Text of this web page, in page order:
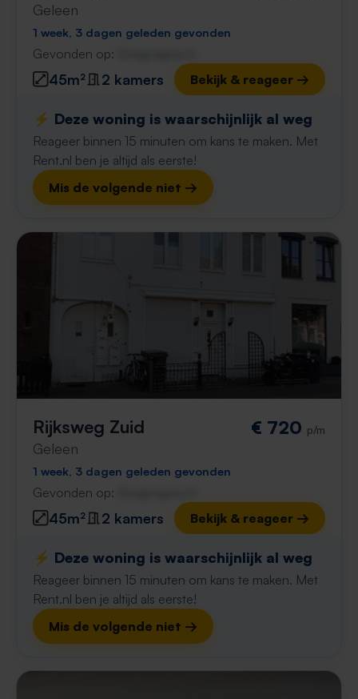
Geleen
1 week, 3 dagen geleden gevonden
Gevonden op:
45m² 2 kamers Bekijk & reageer →
⚡️ Deze woning is waarschijnlijk al weg
Reageer binnen 15 minuten om kans te maken. Met
Rent.nl ben je altijd als eerste!
Mis de volgende niet →
Rijksweg Zuid
Geleen
€ 720 p/m
1 week, 3 dagen geleden gevonden
Gevonden op:
45m² 2 kamers Bekijk & reageer →
⚡️ Deze woning is waarschijnlijk al weg
Reageer binnen 15 minuten om kans te maken. Met
Rent.nl ben je altijd als eerste!
Mis de volgende niet →